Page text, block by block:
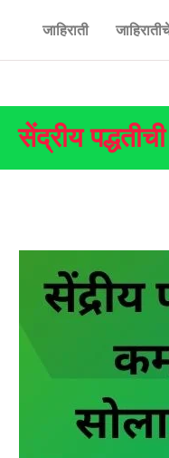
जाहिराती
सेंद्रीय